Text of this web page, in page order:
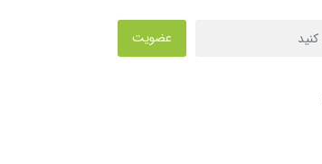
عضویت